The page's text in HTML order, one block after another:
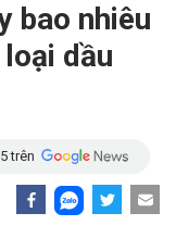
bao nhiêu
dầu
trên